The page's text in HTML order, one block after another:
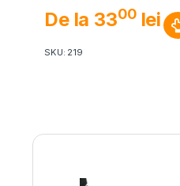
De la 3300 lei
SKU: 219